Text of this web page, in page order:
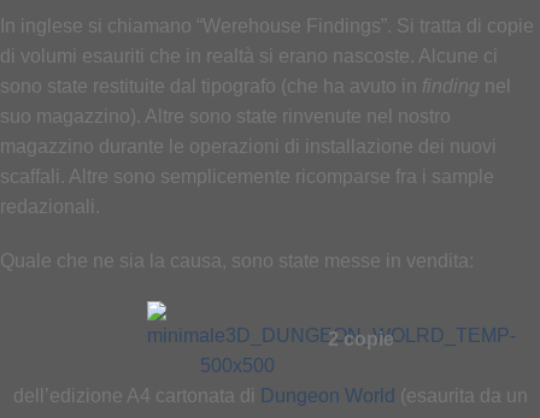
In inglese si chiamano “Werehouse Findings”. Si tratta di copie
di volumi esauriti che in realtà si erano nascoste. Alcune ci
sono state restituite dal tipografo (che ha avuto in finding nel
suo magazzino). Altre sono state rinvenute nel nostro
magazzino durante le operazioni di installazione dei nuovi
scaffali. Altre sono semplicemente ricomparse fra i sample
redazionali.
Quale che ne sia la causa, sono state messe in vendita:
2 copie
dell’edizione A4 cartonata di Dungeon World (esaurita da un